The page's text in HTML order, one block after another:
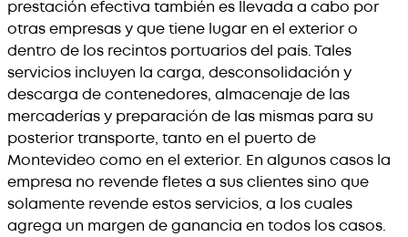
prestación efectiva también es llevada a cabo por
otras empresas y que tiene lugar en el exterior o
dentro de los recintos portuarios del país. Tales
servicios incluyen la carga, desconsolidación y
descarga de contenedores, almacenaje de las
mercaderías y preparación de las mismas para su
posterior transporte, tanto en el puerto de
Montevideo como en el exterior. En algunos casos la
empresa no revende fletes a sus clientes sino que
solamente revende estos servicios, a los cuales
agrega un margen de ganancia en todos los casos.